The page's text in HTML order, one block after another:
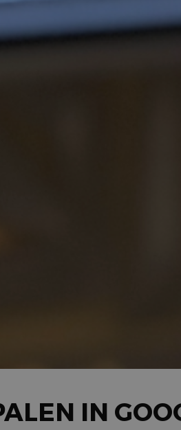
IN